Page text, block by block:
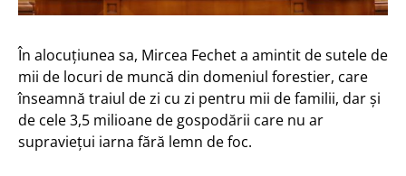
În alocuțiunea sa, Mircea Fechet a amintit de sutele de
mii de locuri de muncă din domeniul forestier, care
înseamnă traiul de zi cu zi pentru mii de familii, dar și
de cele 3,5 milioane de gospodării care nu ar
supraviețui iarna fără lemn de foc.